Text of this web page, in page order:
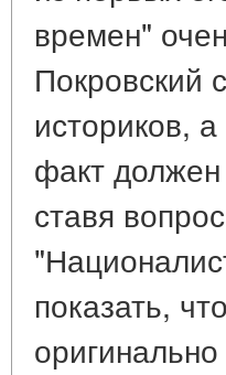
времен"
Покровский
историков,
факт
ставя
показать,